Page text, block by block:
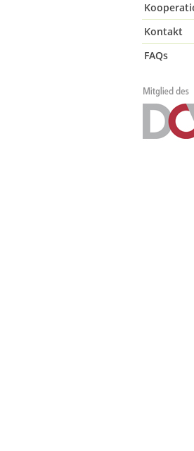
Kontakt
FAQs